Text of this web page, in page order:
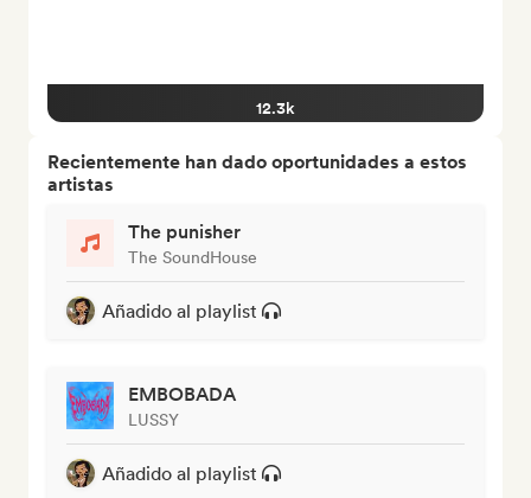
12.3k
Recientemente han dado oportunidades a estos
artistas
The punisher
The SoundHouse
Añadido al playlist
EMBOBADA
LUSSY
Añadido al playlist